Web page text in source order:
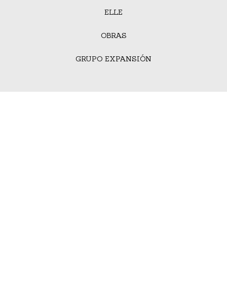
ELLE
OBRAS
GRUPO EXPANSIÓN